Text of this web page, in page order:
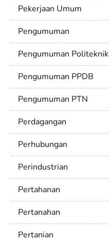
Pekerjaan Umum
Pengumuman
Pengumuman Politeknik
Pengumuman PPDB
Pengumuman PTN
Perdagangan
Perhubungan
Perindustrian
Pertahanan
Pertanahan
Pertanian